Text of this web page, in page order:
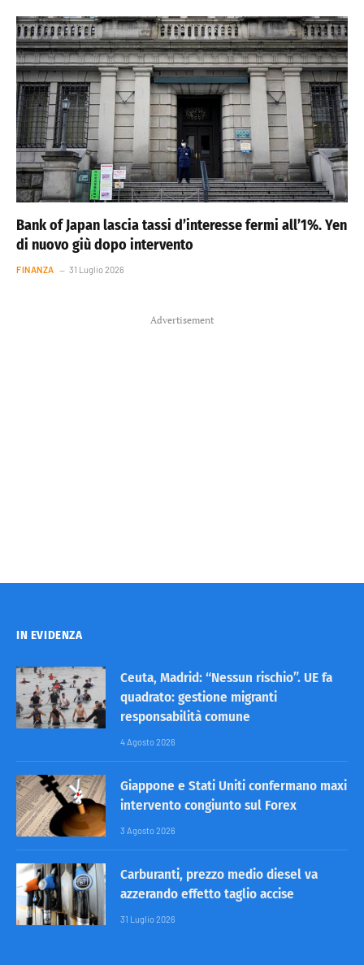
Bank of Japan lascia tassi d’interesse fermi all’1%. Yen
di nuovo giù dopo intervento
FINANZA 31 Luglio 2026
Advertisement
IN EVIDENZA
Ceuta, Madrid: “Nessun rischio”. UE fa
quadrato: gestione migranti
responsabilità comune
4 Agosto 2026
Giappone e Stati Uniti confermano maxi
intervento congiunto sul Forex
3 Agosto 2026
Carburanti, prezzo medio diesel va
azzerando effetto taglio accise
31 Luglio 2026